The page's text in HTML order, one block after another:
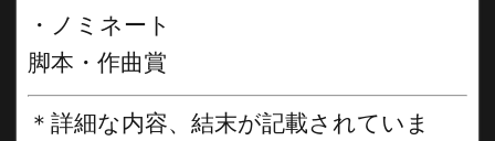
・ノミネート
脚本・作曲賞
＊詳細な内容、結末が記載されていま